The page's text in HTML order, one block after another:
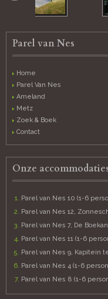
Parel van Nes
Home
Parel Van Nes
Ameland
Metz
Zoek & Boek
Contact
Onze
Parel van Nes 10 (1-6
Parel van Nes 12,
Parel van Nes 7, De
Parel van Nes 11 (1-6
Parel van Nes 9, Kapitein
Parel van Nes 4 (1-6
Parel van Nes 8 (1-6